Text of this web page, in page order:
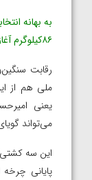
به بهانه
۸۶کیلوگرم آغاز شد (عکس)
رقابت
ملی هم از
یعنی
می‌تواند
پایانی